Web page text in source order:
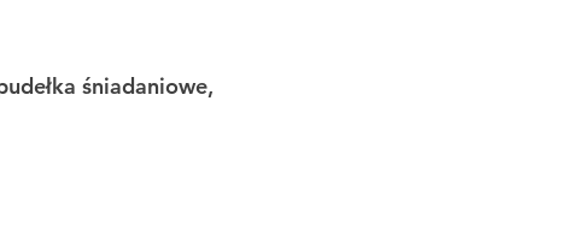
śniadaniowe,